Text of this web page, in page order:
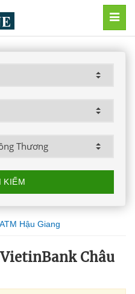
KIẾM
ATM Hậu Giang
Châu